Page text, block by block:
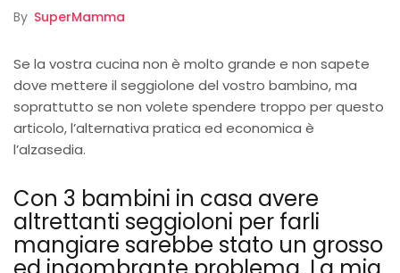
By SuperMamma
Se la vostra cucina non è molto grande e non sapete
dove mettere il seggiolone del vostro bambino, ma
soprattutto se non volete spendere troppo per questo
articolo, l’alternativa pratica ed economica è
l’alzasedia.
Con 3 bambini in casa avere
altrettanti seggioloni per farli
mangiare sarebbe stato un grosso